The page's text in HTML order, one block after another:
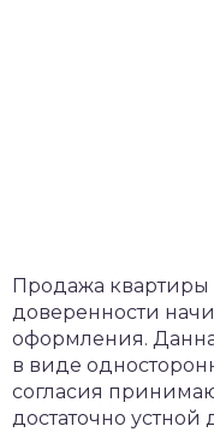
Продажа квартиры
доверенности
оформления.
в виде
согласия
достаточно